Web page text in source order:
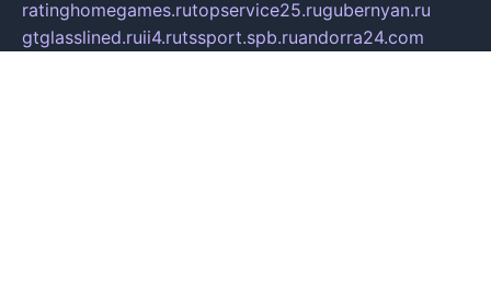
ratinghomegames.rutopservice25.rugubernyan.ru
gtglasslined.ruii4.rutssport.spb.ruandorra24.com